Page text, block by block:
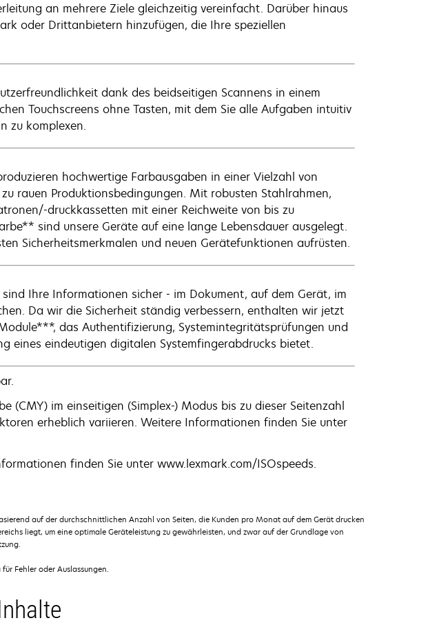
an mehrere Ziele gleichzeitig vereinfacht. Darüber hinaus
oder Drittanbietern hinzufügen, die Ihre speziellen
dank des beidseitigen Scannens in einem
Touchscreens ohne Tasten, mit dem Sie alle Aufgaben intuitiv
zu komplexen.
hochwertige Farbausgaben in einer Vielzahl von
rauen Produktionsbedingungen. Mit robusten Stahlrahmen,
druckkassetten mit einer Reichweite von bis zu
sind unsere Geräte auf eine lange Lebensdauer ausgelegt.
Sicherheitsmerkmalen und neuen Gerätefunktionen aufrüsten.
Ihre Informationen sicher - im Dokument, auf dem Gerät, im
Da wir die Sicherheit ständig verbessern, enthalten wir jetzt
das Authentifizierung, Systemintegritätsprüfungen und
eines eindeutigen digitalen Systemfingerabdrucks bietet.
im einseitigen (Simplex-) Modus bis zu dieser Seitenzahl
erheblich variieren. Weitere Informationen finden Sie unter
finden Sie unter www.lexmark.com/ISOspeeds.
auf der durchschnittlichen Anzahl von Seiten, die Kunden pro Monat auf dem Gerät drucken
liegt, um eine optimale Geräteleistung zu gewährleisten, und zwar auf der Grundlage von
Fehler oder Auslassungen.